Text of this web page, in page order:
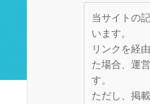
当サイトの
います。
リンクを経
た場合、運
す。
ただし、掲